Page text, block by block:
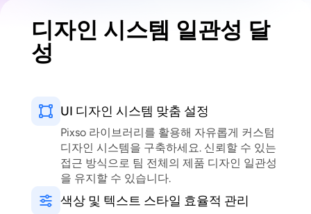
디자인 시스템 일관성 달
성
UI 디자인 시스템 맞춤 설정
Pixso 라이브러리를 활용해 자유롭게 커스텀
디자인 시스템을 구축하세요. 신뢰할 수 있는
접근 방식으로 팀 전체의 제품 디자인 일관성
을 유지할 수 있습니다.
색상 및 텍스트 스타일 효율적 관리